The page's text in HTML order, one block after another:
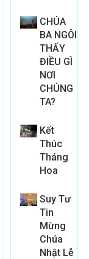
CHÚA
BA NGÔI
THẤY
ĐIỀU GÌ
NƠI
CHÚNG
TA?
Kết
Thúc
Tháng
Hoa
Suy Tư
Tin
Mừng
Chúa
Nhật Lễ